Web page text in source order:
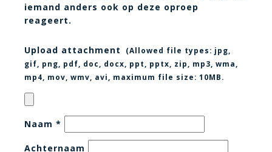
iemand anders ook op deze oproep
reageert.
Upload attachment (Allowed file types: jpg,
gif, png, pdf, doc, docx, ppt, pptx, zip, mp3, wma,
mp4, mov, wmv, avi
, maximum file size: 10MB.
Naam *
Achternaam